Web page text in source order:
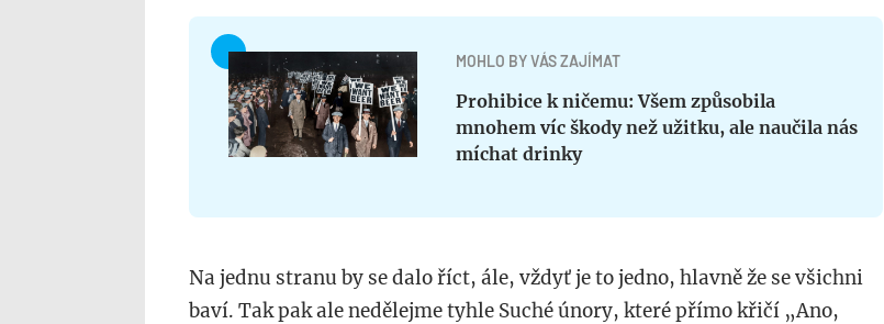
MOHLO BY VÁS ZAJÍMAT
Prohibice k ničemu: Všem způsobila
mnohem víc škody než užitku, ale naučila nás
míchat drinky
Na jednu stranu by se dalo říct, ále, vždyť je to jedno, hlavně že se všichni
baví. Tak pak ale nedělejme tyhle Suché únory, které přímo křičí „Ano,